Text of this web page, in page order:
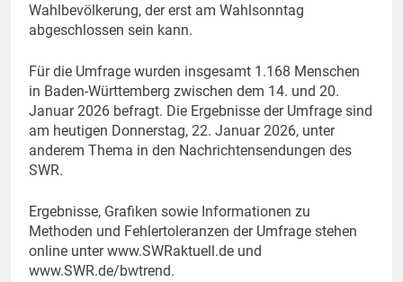
Wahlbevölkerung, der erst am Wahlsonntag
abgeschlossen sein kann.
Für die Umfrage wurden insgesamt 1.168 Menschen
in Baden-Württemberg zwischen dem 14. und 20.
Januar 2026 befragt. Die Ergebnisse der Umfrage sind
am heutigen Donnerstag, 22. Januar 2026, unter
anderem Thema in den Nachrichtensendungen des
SWR.
Ergebnisse, Grafiken sowie Informationen zu
Methoden und Fehlertoleranzen der Umfrage stehen
online unter www.SWRaktuell.de und
www.SWR.de/bwtrend.